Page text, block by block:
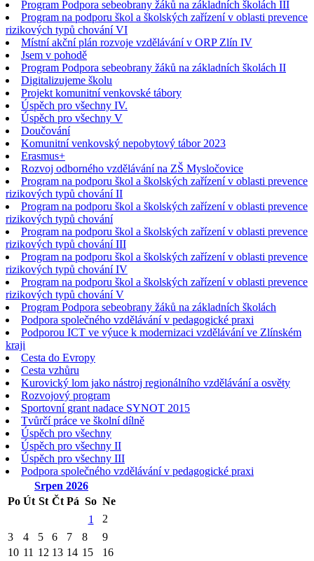
Program Podpora sebeobrany žáků na základních školách III
Program na podporu škol a školských zařízení v oblasti prevence
rizikových typů chování VI
Místní akční plán rozvoje vzdělávání v ORP Zlín IV
Jsem v pohodě
Program Podpora sebeobrany žáků na základních školách II
Digitalizujeme školu
Projekt komunitní venkovské tábory
Úspěch pro všechny IV.
Úspěch pro všechny V
Doučování
Komunitní venkovský nepobytový tábor 2023
Erasmus+
Rozvoj odborného vzdělávání na ZŠ Mysločovice
Program na podporu škol a školských zařízení v oblasti prevence
rizikových typů chování II
Program na podporu škol a školských zařízení v oblasti prevence
rizikových typů chování
Program na podporu škol a školských zařízení v oblasti prevence
rizikových typů chování III
Program na podporu škol a školských zařízení v oblasti prevence
rizikových typů chování IV
Program na podporu škol a školských zařízení v oblasti prevence
rizikových typů chování V
Program Podpora sebeobrany žáků na základních školách
Podpora společného vzdělávání v pedagogické praxi
Podporou ICT ve výuce k modernizaci vzdělávání ve Zlínském
kraji
Cesta do Evropy
Cesta vzhůru
Kurovický lom jako nástroj regionálního vzdělávání a osvěty
Rozvojový program
Sportovní grant nadace SYNOT 2015
Tvůrčí práce ve školní dílně
Úspěch pro všechny
Úspěch pro všechny II
Úspěch pro všechny III
Podpora společného vzdělávání v pedagogické praxi
Srpen 2026
Po Út St Čt Pá So Ne
1
2
3
4 5 6 7 8
9
10 11 12 13 14 15
16